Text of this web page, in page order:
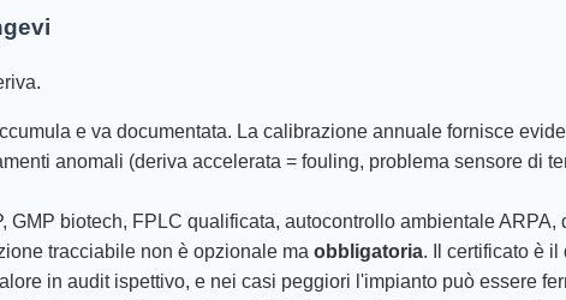
e va documentata. La calibrazione annuale fornisce
anomali (deriva accelerata = fouling, problema sensore di
GMP biotech, FPLC qualificata, autocontrollo ambientale ARPA,
tracciabile non è opzionale ma obbligatoria. Il certificato è
in audit ispettivo, e nei casi peggiori l'impianto può essere